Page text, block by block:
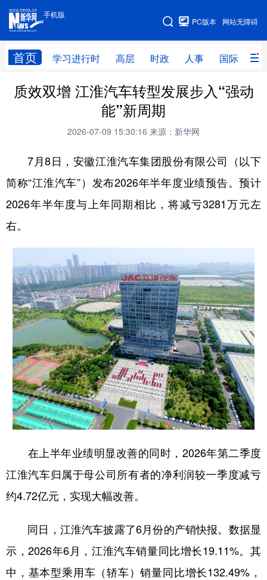
手机版
网站无障碍
PC版本
首页 学习进行时 高层 时政 人事 国际 财
手机版
网站地图
学习进行时 高层 时政 人事
财经 网评
全球连线
科技 科创 量子 体育
文化 书画 健康 军事
食品 人居 信息化 数字经济
学术中国 乡村振兴 银龄 溯源中国
城市 旅游 能源 会展
彩票 娱乐 时尚 悦读
公益 一带一路 亚太网 上市公司
文化产业
天津 河北 山西
山东 河南 湖北 湖南
质效双增 江淮汽车转型发展步入“强动
能”新周期
2026-07-09 15:30:16 来源：新华网
7月8日，安徽江淮汽车集团股份有限公司（以下
简称“江淮汽车”）发布2026年半年度业绩预告。预计
2026年半年度与上年同期相比，将减亏3281万元左
右。
在上半年业绩明显改善的同时，2026年第二季度
江淮汽车归属于母公司所有者的净利润较一季度减亏
约4.72亿元，实现大幅改善。
同日，江淮汽车披露了6月份的产销快报。数据显
示，2026年6月，江淮汽车销量同比增长19.11%。其
中，基本型乘用车（轿车）销量同比增长132.49%，